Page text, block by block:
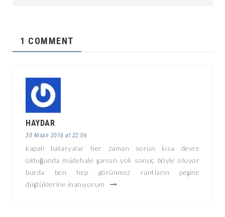
1 COMMENT
HAYDAR
30 Nisan 2016 at 22:06
kapalı bataryalar her zaman sorun kısa devre
olduğunda müdehale şansın yok sonuç böyle oluyor
burda ben hep görünmez rantların peşine
düştüklerine inanıyorum